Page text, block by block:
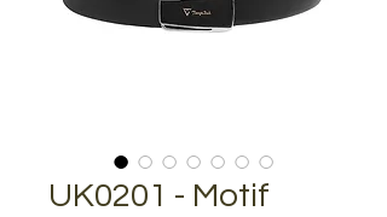
UK0201 - Motif